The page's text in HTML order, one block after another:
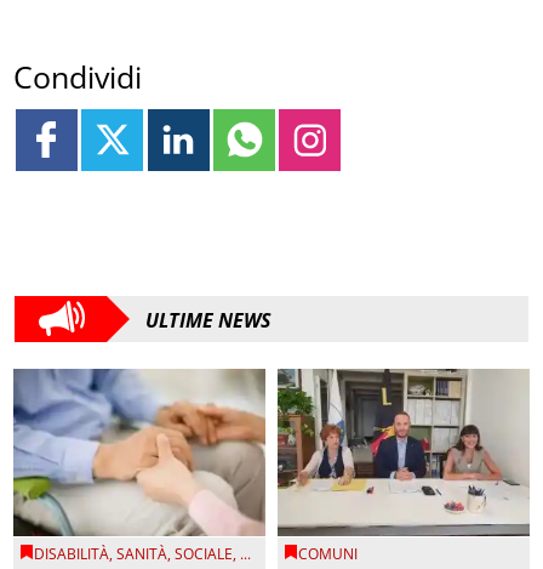
Condividi
ULTIME NEWS
DISABILITÀ,SANITÀ,SOCIALE, ... COMUNI